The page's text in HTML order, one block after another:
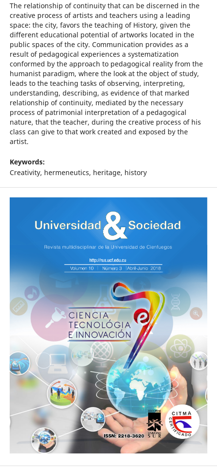
The relationship of continuity that can be discerned in the
creative process of artists and teachers using a leading
space: the city, favors the teaching of History, given the
different educational potential of artworks located in the
public spaces of the city. Communication provides as a
result of pedagogical experiences a systematization
conformed by the approach to pedagogical reality from the
humanist paradigm, where the look at the object of study,
leads to the teaching tasks of observing, interpreting,
understanding, describing, as evidence of that marked
relationship of continuity, mediated by the necessary
process of patrimonial interpretation of a pedagogical
nature, that the teacher, during the creative process of his
class can give to that work created and exposed by the
artist.
Keywords:
Creativity, hermeneutics, heritage, history